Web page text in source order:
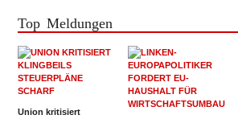
Top Meldungen
Union kritisiert